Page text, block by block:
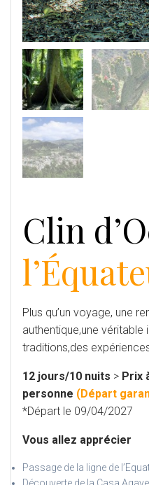
Clin
Plus qu’un voyage, une
authentique,une
traditions,des
12 jours/10 nuits > Prix
personne (Départ
*Départ le 09/04/2027
Vous allez apprécier
Passage de la ligne de